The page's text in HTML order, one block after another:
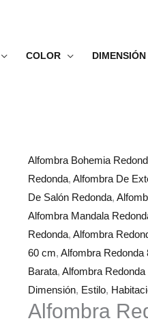
COLOR DIMENSIÓN
Alfombra Bohemia
Redonda, Alfombra De
De Salón Redonda,
Alfombra Mandala
Redonda, Alfombra
60 cm, Alfombra Redonda
Barata, Alfombra Redonda
Dimensión, Estilo,
Alfombra
Rango
de
precios:
desde
38.99€
hasta
83.99€
Alfombra
Redonda
Mandala
Azul
cantidad